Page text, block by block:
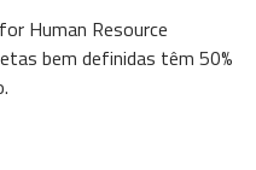
Human Resource
bem definidas têm 50%